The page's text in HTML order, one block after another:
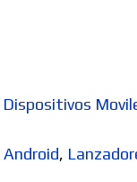
Dispositivos
Android,